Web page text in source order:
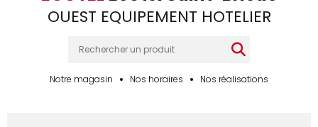
OUEST EQUIPEMENT HOTELIER
Notre magasin Nos horaires Nos réalisations